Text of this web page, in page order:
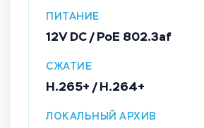
ПИТАНИЕ
12V DC / PoE 802.3af
СЖАТИЕ
H.265+ / H.264+
ЛОКАЛЬНЫЙ АРХИВ